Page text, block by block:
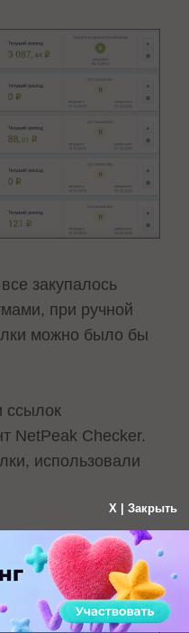
закупалось
при ручной
можно было бы
ссылок
NetPeak Checker.
использовали
зайти в проекты
SeoWizard.
X | Закрыть